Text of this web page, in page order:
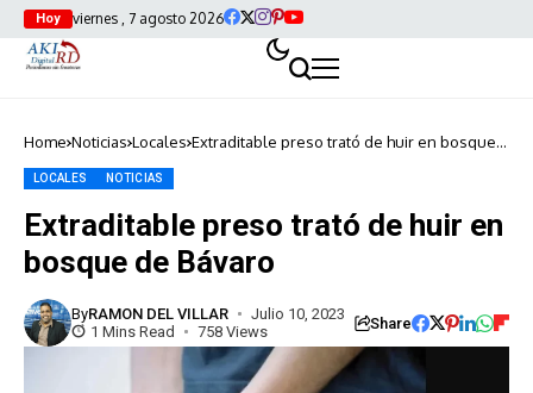
Hoy viernes , 7 agosto 2026
Home Noticias Locales Extraditable preso trató de huir en bosque
LOCALES NOTICIAS
Extraditable preso trató de huir en
bosque de Bávaro
ByRAMON DEL VILLAR
Julio 10, 2023
1 Mins Read
758 Views Share